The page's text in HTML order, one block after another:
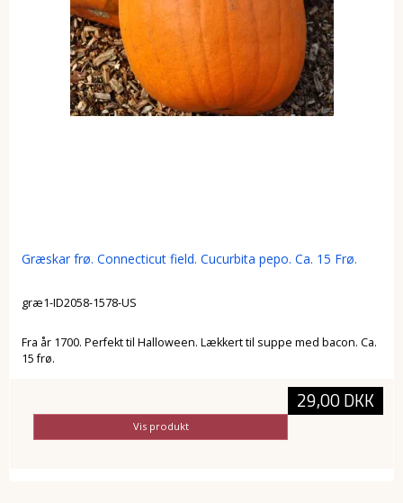
Græskar frø. Connecticut field. Cucurbita pepo. Ca. 15 Frø.
græ1-ID2058-1578-US
Fra år 1700. Perfekt til Halloween. Lækkert til suppe med bacon. Ca.
15 frø.
29,00 DKK
Vis produkt